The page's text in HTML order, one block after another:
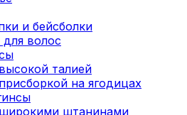
и бейсболки
волос
талией
на ягодицах
штанинами